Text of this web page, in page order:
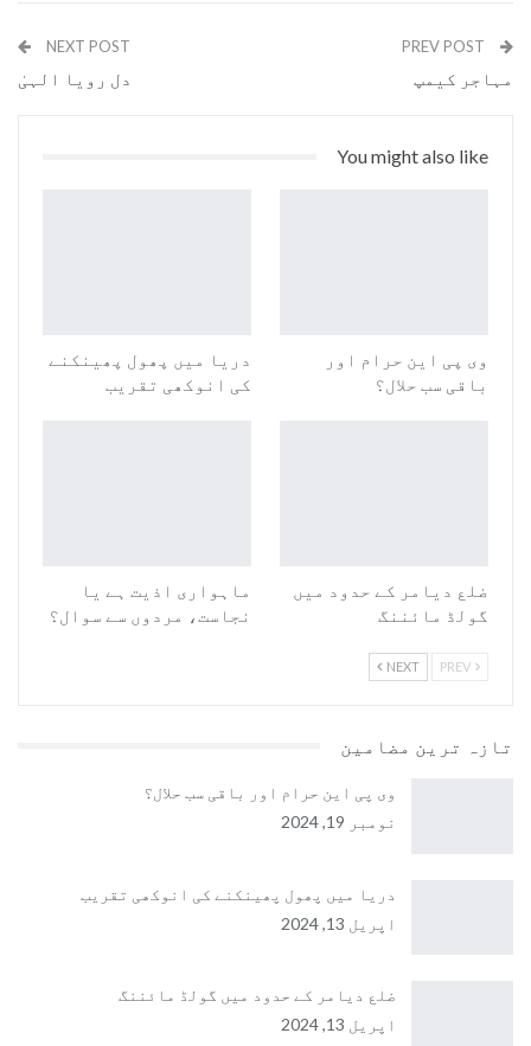
مہاجر کیمپ
NEXT POST
دل رویا الہیٰ
You might also like
وی پی این حرام اور
باقی سب حلال؟
دریا میں پھول پھینکنے
کی انوکھی تقریب
ضلع دیامر کے حدود میں
گولڈ مائننگ
ماہواری اذیت ہے یا
نجاست، مردوں سے سوال؟
NEXT
تازہ ترین مضامین
وی پی این حرام اور باقی سب حلال؟
نومبر 19, 2024
دریا میں پھول پھینکنے کی انوکھی تقریب
اپریل 13, 2024
ضلع دیامر کے حدود میں گولڈ مائننگ
اپریل 13, 2024